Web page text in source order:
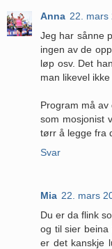
Anna 22. mars
Jeg har sånne
ingen av de
løp osv. Det
man likevel
Program må
som mosjonist
tørr å legge fra
Svar
Mia 22. mars
Du er da flink
og til sier
er det kanskje